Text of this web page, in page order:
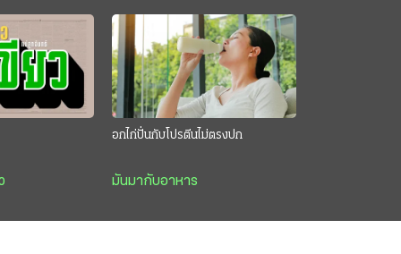
อกไก่ปั่นกับโปรตีนไม่ตรงปก
มันมากับอาหาร